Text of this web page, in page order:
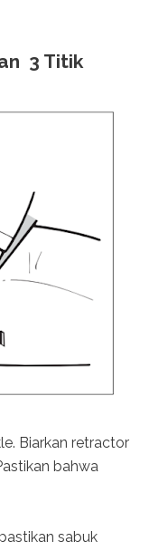
3 Titik
Biarkan retractor
bahwa
sabuk